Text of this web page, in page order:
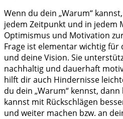
Wenn du dein „Warum“
jedem Zeitpunkt und in jedem
Optimismus und Motivation
Frage ist elementar wichtig
und deine Vision. Sie
nachhaltig und dauerhaft
hilft dir auch Hindernisse
du dein „Warum“ kennst,
kannst mit Rückschlägen
und weiter machen bzw. an